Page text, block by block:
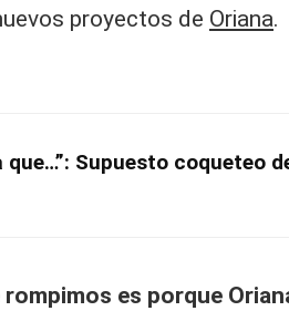
proyectos de Oriana.
Supuesto
es porque